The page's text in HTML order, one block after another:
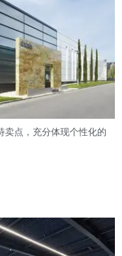
卖点，充分体现个性化的